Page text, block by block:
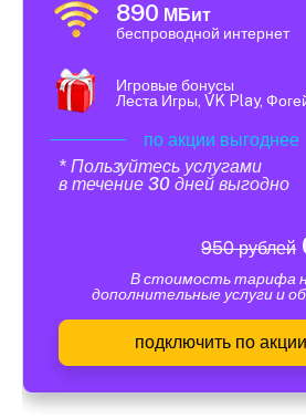
890 МБит
беспроводной интернет
Игровые бонусы
Леста Игры, VK Play,
по акции выгоднее
* Пользуйтесь услугами
в течение 30 дней выгодно
950 рублей
В стоимость тарифа
дополнительные услуги и
подключить по акции